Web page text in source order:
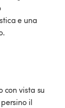
e una
con vista su
il